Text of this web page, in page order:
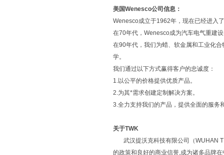
美国Wenesco公司信息：
Wenesco成立于1962年，现在已经进入
在70年代，Wenesco成为汽车电气重建
在90年代，我们为蜡、软金属和工业化
学。
我们通过以下方式赢得客户的忠诚度：
1.以公平的价格提供优质产品。
2.为其*需求创建定制解决方案。
3.全力支持我们的产品，提供全面的服务
关于TWK
武汉提沃克科技有限公司（WUHAN
的政策和良好的商业信誉,成为诸多品牌